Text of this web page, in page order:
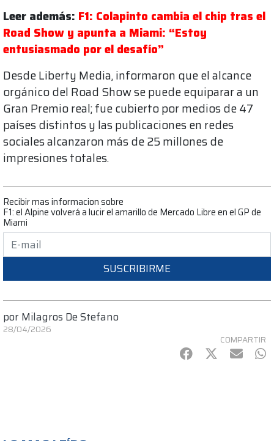
Leer además: F1: Colapinto cambia el chip tras el
Road Show y apunta a Miami: “Estoy
entusiasmado por el desafío”
Desde Liberty Media, informaron que el alcance
orgánico del Road Show se puede equiparar a un
Gran Premio real; fue cubierto por medios de 47
países distintos y las publicaciones en redes
sociales alcanzaron más de 25 millones de
impresiones totales.
Recibir mas informacion sobre
F1: el Alpine volverá a lucir el amarillo de Mercado Libre en el GP de
Miami
SUSCRIBIRME
por Milagros De Stefano
28/04/2026
COMPARTIR
Facebook
Twitter
mail